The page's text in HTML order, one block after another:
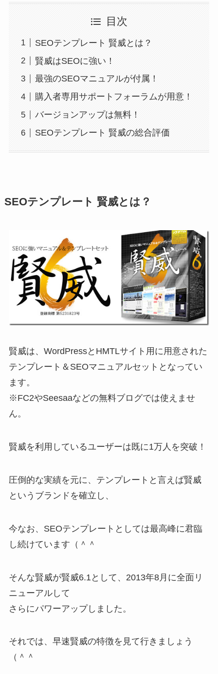
目次
SEOテンプレート 賢威とは？
賢威はSEOに強い！
最強のSEOマニュアルが付属！
購入者専用サポートフォーラムが用意！
バージョンアップは無料！
SEOテンプレート 賢威の総合評価
SEOテンプレート 賢威とは？
賢威は、WordPressとHMTLサイト用に用意された
テンプレート＆SEOマニュアルセットとなってい
ます。
※FC2やSeesaaなどの無料ブログでは使えませ
ん。
賢威を利用しているユーザーは既に1万人を突破！
圧倒的な実績を元に、テンプレートと言えば賢威
というブランドを確立し、
今なお、SEOテンプレートとしては最高峰に君臨
し続けています（＾＾
そんな賢威が賢威6.1として、2013年8月に全面リ
ニューアルして
さらにパワーアップしました。
それでは、早速賢威の特徴を見て行きましょう
（＾＾